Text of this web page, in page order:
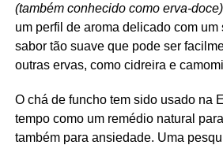
(também conhecido como erva-doce)
um perfil de aroma delicado com um
sabor tão suave que pode ser
outras ervas, como cidreira e
O chá de funcho tem sido usado na
tempo como um remédio natural
também para ansiedade. Uma